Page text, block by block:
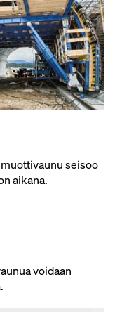
seisoo
aikana.
voidaan